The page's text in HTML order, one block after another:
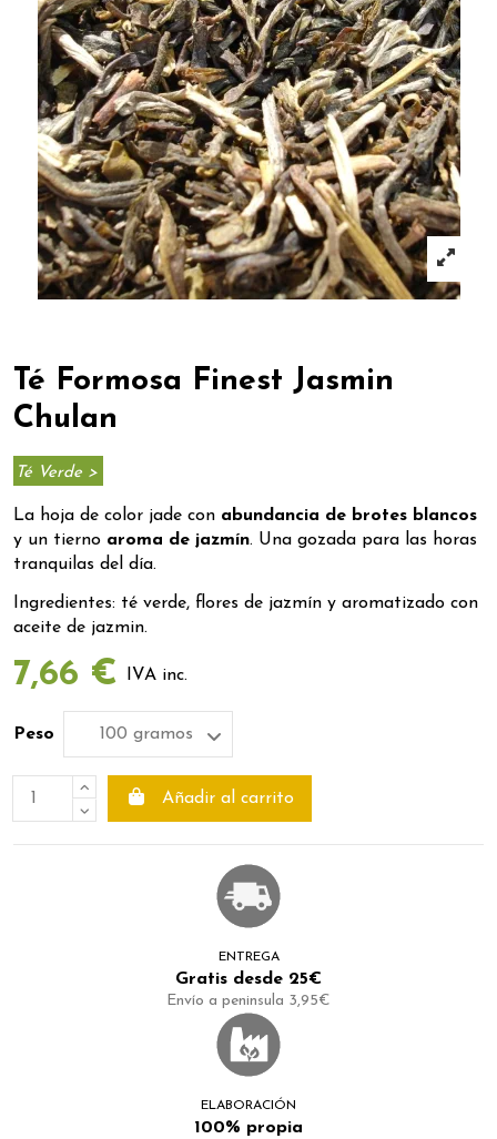
Té Formosa Finest Jasmin
Chulan
Té Verde >
La hoja de color jade con abundancia de brotes blancos
y un tierno aroma de jazmín. Una gozada para las horas
tranquilas del día.
Ingredientes: té verde, flores de jazmín y aromatizado con
aceite de jazmin.
7,66 € IVA inc.
Peso
Añadir al carrito
ENTREGA
Gratis desde 25€
Envío a peninsula 3,95€
ELABORACIÓN
100% propia